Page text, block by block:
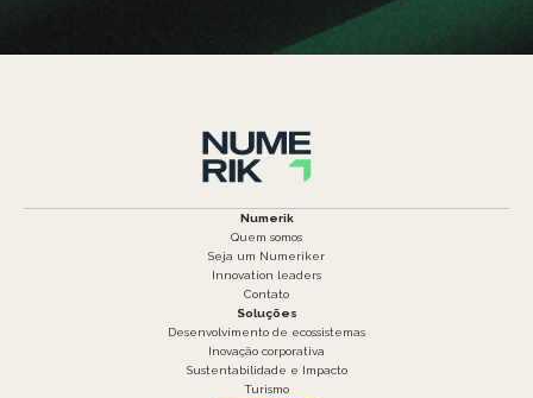
Numerik
Quem somos
Seja um Numeriker
Innovation leaders
Contato
Soluções
Desenvolvimento de ecossistemas
Inovação corporativa
Sustentabilidade e Impacto
Turismo